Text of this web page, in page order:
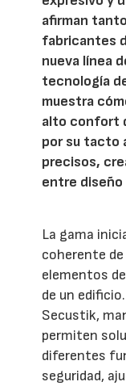
afirman
fabricantes
nueva línea
tecnología
muestra
alto confort
por su tacto
precisos,
entre
La gama
coherente
elementos
de un
Secustik,
permiten
diferentes
seguridad,